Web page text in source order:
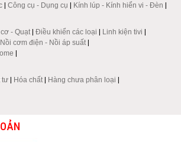
| Công cụ - Dụng cụ | Kính lúp - Kính hiển vi - Đèn |
- Quạt | Điều khiển các loại | Linh kiện tivi |
Nồi cơm điện - Nồi áp suất |
|
tư | Hóa chất | Hàng chưa phân loại |